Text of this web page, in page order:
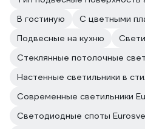
В гостиную
С цветными
Подвесные на кухню
Стеклянные потолочные
Настенные светильники в
Современные светильники
Светодиодные споты